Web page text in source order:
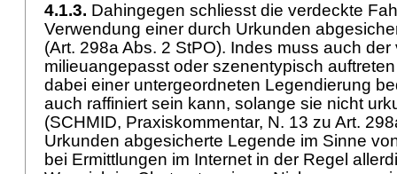
4.1.3. Dahingegen schliesst die verdeckte
Verwendung einer durch Urkunden
(Art. 298a Abs. 2 StPO). Indes muss auch
milieuangepasst oder szenentypisch
dabei einer untergeordneten Legendierung
auch raffiniert sein kann, solange sie nicht
(SCHMID, Praxiskommentar, N. 13 zu Art.
Urkunden abgesicherte Legende im Sinne
bei Ermittlungen im Internet in der Regel